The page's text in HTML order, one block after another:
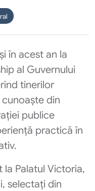
în acest an la
al Guvernului
tinerilor
din
publice
practică în
la Palatul Victoria,
selectați din